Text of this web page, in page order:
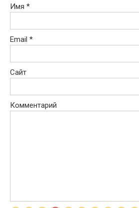
Имя *
Email *
Сайт
Комментарий